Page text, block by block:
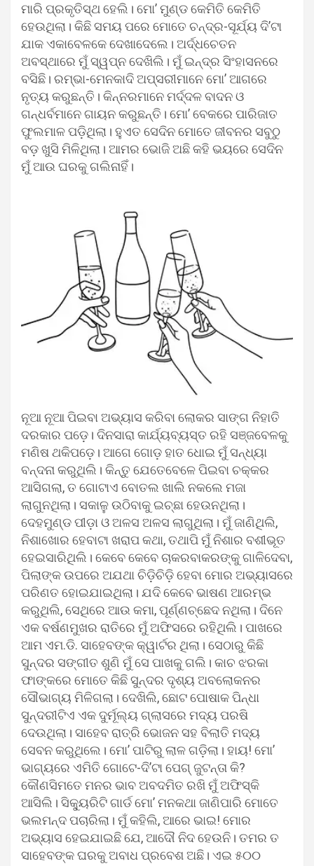
ମାରି ପ୍ରକୃତିସ୍ଥ ହେଲି। ମୋ’ ମୁଣ୍ଡ କେମିତି କେମିତି
ହେଉଥିଲା। କିଛି ସମୟ ପରେ ମୋତେ ଚନ୍ଦ୍ର-ସୂର୍ଯ୍ୟ ଦି’ଟା
ଯାକ ଏକାବେଳକେ ଦେଖାଦେଲେ। ଅର୍ଦ୍ଧଚେତନ
ଅବସ୍ଥାରେ ମୁଁ ସ୍ୱପ୍ନ ଦେଖିଲି। ମୁଁ ଇନ୍ଦ୍ର ସିଂହାସନରେ
ବସିଛି। ରମ୍ଭା-ମେନକାଦି ଅପ୍‌ସରୀମାନେ ମୋ’ ଆଗରେ
ନୃତ୍ୟ କରୁଛନ୍ତି। କିନ୍ନରମାନେ ମର୍ଦ୍ଦଳ ବାଦନ ଓ
ଗନ୍ଧର୍ବମାନେ ଗାୟନ କରୁଛନ୍ତି। ମୋ’ ବେକରେ ପାରିଜାତ
ଫୁଲମାଳ ପଡ଼ିଥିଲା। ହୁଏତ ସେଦିନ ମୋତେ ଜୀବନର ସବୁଠୁ
ବଡ଼ ଖୁସି ମିଳିଥିଲା। ଆମର ଭୋଜି ଅଛି କହି ଭୟରେ ସେଦିନ
ମୁଁ ଆଉ ଘରକୁ ଗଲିନାହିଁ।
ନୂଆ ନୂଆ ପିଇବା ଅଭ୍ୟାସ କରିବା ଲୋକର ସାଙ୍ଗ ନିହାତି
ଦରକାର ପଡ଼େ। ଦିନସାରା କାର୍ଯ୍ୟବ୍ୟସ୍ତ ରହି ସଞ୍ଜବେଳକୁ
ମଣିଷ ଥକିପଡ଼େ। ଆଗେ ଗୋଡ଼ ହାତ ଧୋଇ ମୁଁ ସନ୍ଧ୍ୟା
ବନ୍ଦନା କରୁଥିଲି। କିନ୍ତୁ ଯେତେବେଳେ ପିଇବା ଚକ୍କର
ଆସିଗଲା, ତ ଗୋଟାଏ ବୋତଲ ଖାଲି ନକଲେ ମଜା
ଲାଗୁନଥିଲା। ସକାଳୁ ଉଠିବାକୁ ଇଚ୍ଛା ହେଉନଥିଲା।
ଦେହମୁଣ୍ଡ ପୀଡ଼ା ଓ ଅଳସ ଅଳସ ଲାଗୁଥିଲା। ମୁଁ ଜାଣିଥିଲି,
ନିଶାଖୋର ହେବାଟା ଖରାପ କଥା, ତଥାପି ମୁଁ ନିଶାର ବଶୀଭୂତ
ହେଇସାରିଥିଲି। କେବେ କେବେ ଚାକରବାକରଙ୍କୁ ଗାଳିଦେବା,
ପିଲାଙ୍କ ଉପରେ ଅଯଥା ଚିଡ଼ିଚିଡ଼ି ହେବା ମୋର ଅଭ୍ୟାସରେ
ପରିଣତ ହୋଇଯାଇଥିଲା। ଯଦି କେବେ ଭାଷଣ ଆରମ୍ଭ
କରୁଥିଲି, ସେଥିରେ ଆଉ କମା, ପୂର୍ଣ୍ଣଚ୍ଛେଦ ନଥିଲା। ଦିନେ
ଏକ ବର୍ଷଣମୁଖର ରାତିରେ ମୁଁ ଅଫିସରେ ରହିଥିଲି। ପାଖରେ
ଆମ ଏମ.ଡି. ସାହେବଙ୍କ କ୍ୱାର୍ଟର ଥିଲା। ସେଠାରୁ କିଛି
ସୁନ୍ଦର ସଙ୍ଗୀତ ଶୁଣି ମୁଁ ସେ ପାଖକୁ ଗଲି। କାଚ ଝରକା
ଫାଙ୍କରେ ମୋତେ କିଛି ସୁନ୍ଦର ଦୃଶ୍ୟ ଅବଲୋକନର
ସୌଭାଗ୍ୟ ମିଳିଗଲା। ଦେଖିଲି, ଛୋଟ ପୋଷାକ ପିନ୍ଧା
ସୁନ୍ଦରୀଟିଏ ଏକ ଦୁର୍ମୂଲ୍ୟ ଗ୍ଲାସରେ ମଦ୍ୟ ପରଷି
ଦେଉଥିଲା। ସାହେବ ରାତ୍ରି ଭୋଜନ ସହ ବିଲାତି ମଦ୍ୟ
ସେବନ କରୁଥିଲେ। ମୋ’ ପାଟିରୁ ଲାଳ ଗଡ଼ିଲା। ହାୟ! ମୋ’
ଭାଗ୍ୟରେ ଏମିତି ଗୋଟେ-ଦି’ଟା ପେଗ୍ ଜୁଟନ୍ତା କି?
କୌଣସିମତେ ମନର ଭାବ ଅବଦମିତ ରଖି ମୁଁ ଅଫିସ୍‌କି
ଆସିଲି। ସିକ୍ୟୁରିଟି ଗାର୍ଡ ମୋ’ ମନକଥା ଜାଣିପାରି ମୋତେ
ଭଲମନ୍ଦ ପଚାରିଲା। ମୁଁ କହିଲି, ଆରେ ଭାଇ! ମୋର
ଅଭ୍ୟାସ ହେଇଯାଇଛି ଯେ, ଆଦୌ ନିଦ ହେଉନି। ତମର ତ
ସାହେବଙ୍କ ଘରକୁ ଅବାଧ ପ୍ରବେଶ ଅଛି। ଏଇ ୫୦୦